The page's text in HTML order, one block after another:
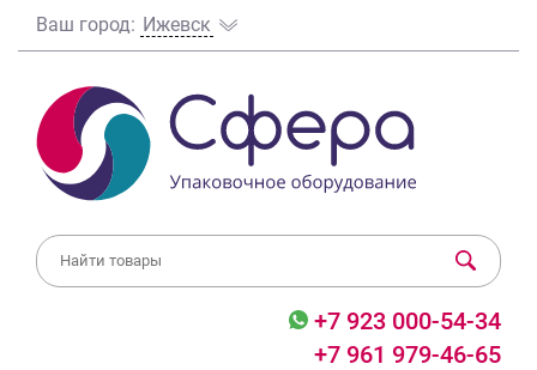
Ваш город: Ижевск
+7 923 000-54-34
+7 961 979-46-65